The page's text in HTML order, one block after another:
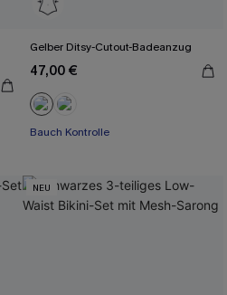
Gelber Ditsy-Cutout-Badeanzug
47,00 €
Bauch Kontrolle
NEU